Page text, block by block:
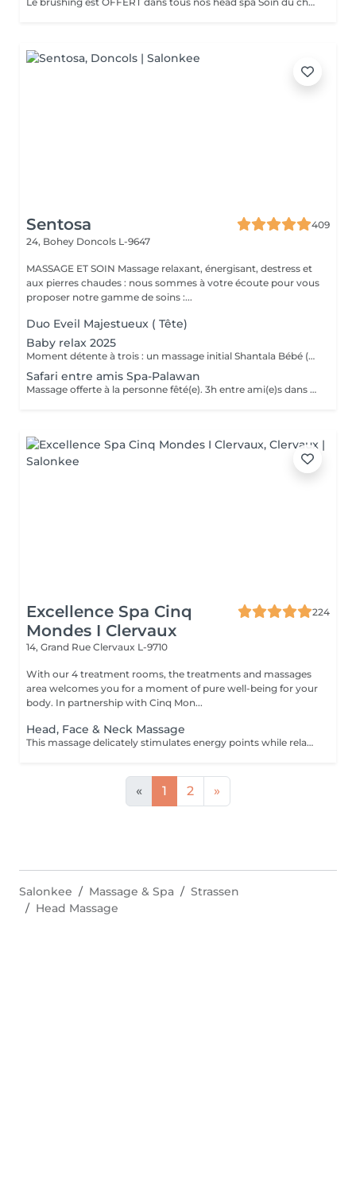
Sentosa
409
24, Bohey Doncols L-9647
MASSAGE ET SOIN Massage relaxant, énergisant, destress et
aux pierres chaudes : nous sommes à votre écoute pour vous
proposer notre gamme de soins :...
Duo Eveil Majestueux ( Tête)
Baby relax 2025
Moment détente à trois : un massage initial Shantala Bébé (maximum 9 mois ) vous faites vous même le massage sur votre bébé et nous vous montrons la marche à suivre + 2 massages " Eveil Majestueux" de 20 min pour papa et maman + 4h de Spa -Privatif Palawan A votre disposition lit pour bébé Uniquement du Lundi au jeudi de 10h à 14h Possibilité de commander le repas de midi sauf le mardi .
Safari entre amis Spa-Palawan
Massage offerte à la personne fêté(e). 3h entre ami(e)s dans notre spa privatif Palawan avec jus frais offerts. Massage Eveil Majestueux de 20 min offerts à la personne fêté(e) avec les somptueux produits de la marque Africology.
Excellence Spa Cinq
Mondes I Clervaux
224
14, Grand Rue Clervaux L-9710
With our 4 treatment rooms, the treatments and massages
area welcomes you for a moment of pure well-being for your
body. In partnership with Cinq Mon...
Head, Face & Neck Massage
This massage delicately stimulates energy points while relaxing facial muscles. It releases deep tension in the neck, offering a moment of profound well-being and complete harmony. The duration of the treatment (30min) includes setup and the relaxation time built into our services (10 min).
« 1 2 »
Salonkee Massage & Spa
Strassen
Head Massage